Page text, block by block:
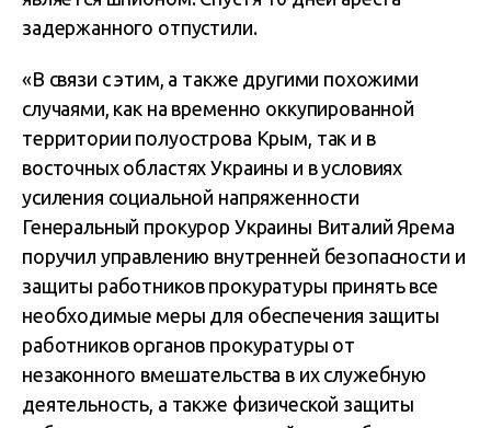
задержанного отпустили.
«В связи с этим, а также другими похожими
случаями, как на временно оккупированной
территории полуострова Крым, так и в
восточных областях Украины и в условиях
усиления социальной напряженности
Генеральный прокурор Украины Виталий Ярема
поручил управлению внутренней безопасности и
защиты работников прокуратуры принять все
необходимые меры для обеспечения защиты
работников органов прокуратуры от
незаконного вмешательства в их служебную
деятельность, а также физической защиты